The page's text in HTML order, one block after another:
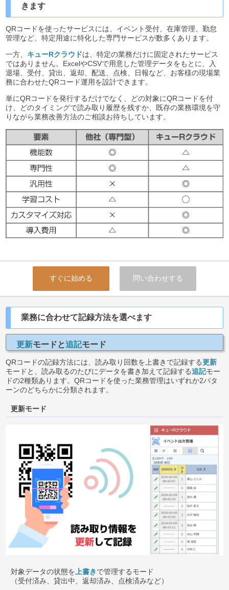
きます
QRコードを使ったサービスには、イベント受付、在庫管理、勤怠
管理など、特定用途に特化した専門サービスが数多くあります。
一方、 キューRクラウドは、特定の業務だけに固定されたサービス
ではありません。ExcelやCSVで用意した管理データをもとに、入
退場、受付、貸出、返却、配送、点検、日報など、お客様の現場業
務に合わせたQRコード運用を設計できます。
単にQRコードを発行するだけでなく、どの対象にQRコードを付
け、どのタイミングで読み取り履歴を残すか、既存の業務環境を守
りながら業務改善方法のご相談お待ちしています。
すぐに始める 問い合わせする
業務に合わせて記録方法を選べます
更新モードと追記モード
QRコードの記録方法には、読み取り回数を上書きで記録する更新
モードと、読み取るのたびにデータを書き加えて記録する追記モー
ドの2種類あります。QRコードを使った業務管理はいずれか2パタ
ーンのどちらかに分類されます。
更新モード
対象データの状態を 上書きで管理するモード
（受付済み、貸出中、返却済み、点検済みなど）